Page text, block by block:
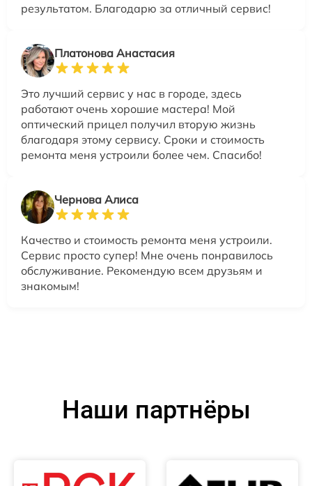
результатом. Благодарю за отличный сервис!
Платонова Анастасия
Это лучший сервис у нас в городе, здесь
работают очень хорошие мастера! Мой
оптический прицел получил вторую жизнь
благодаря этому сервису. Сроки и стоимость
ремонта меня устроили более чем. Спасибо!
Чернова Алиса
Качество и стоимость ремонта меня устроили.
Сервис просто супер! Мне очень понравилось
обслуживание. Рекомендую всем друзьям и
знакомым!
Наши партнёры